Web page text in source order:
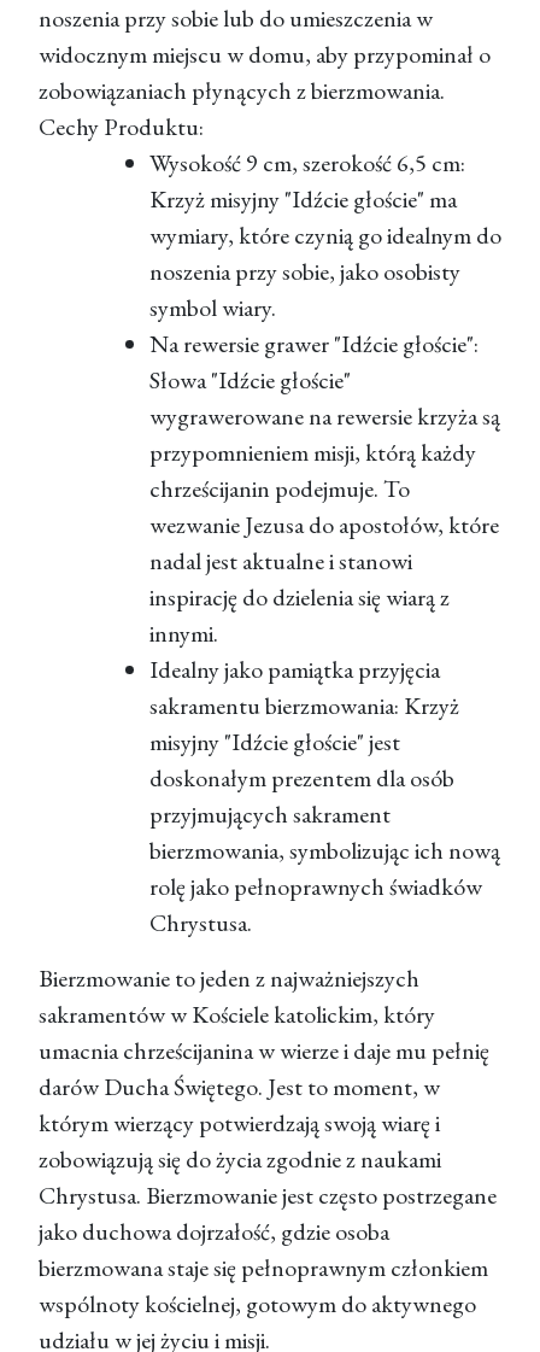
noszenia przy sobie lub do umieszczenia w
widocznym miejscu w domu, aby przypominał o
zobowiązaniach płynących z bierzmowania.
Cechy Produktu:
Wysokość 9 cm, szerokość 6,5 cm:
Krzyż misyjny "Idźcie głoście" ma
wymiary, które czynią go idealnym do
noszenia przy sobie, jako osobisty
symbol wiary.
Na rewersie grawer "Idźcie głoście":
Słowa "Idźcie głoście"
wygrawerowane na rewersie krzyża są
przypomnieniem misji, którą każdy
chrześcijanin podejmuje. To
wezwanie Jezusa do apostołów, które
nadal jest aktualne i stanowi
inspirację do dzielenia się wiarą z
innymi.
Idealny jako pamiątka przyjęcia
sakramentu bierzmowania: Krzyż
misyjny "Idźcie głoście" jest
doskonałym prezentem dla osób
przyjmujących sakrament
bierzmowania, symbolizując ich nową
rolę jako pełnoprawnych świadków
Chrystusa.
Bierzmowanie to jeden z najważniejszych
sakramentów w Kościele katolickim, który
umacnia chrześcijanina w wierze i daje mu pełnię
darów Ducha Świętego. Jest to moment, w
którym wierzący potwierdzają swoją wiarę i
zobowiązują się do życia zgodnie z naukami
Chrystusa. Bierzmowanie jest często postrzegane
jako duchowa dojrzałość, gdzie osoba
bierzmowana staje się pełnoprawnym członkiem
wspólnoty kościelnej, gotowym do aktywnego
udziału w jej życiu i misji.